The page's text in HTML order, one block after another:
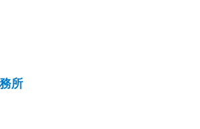
所